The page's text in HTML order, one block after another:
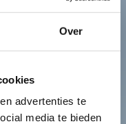
Over
advertenties te
media te bieden